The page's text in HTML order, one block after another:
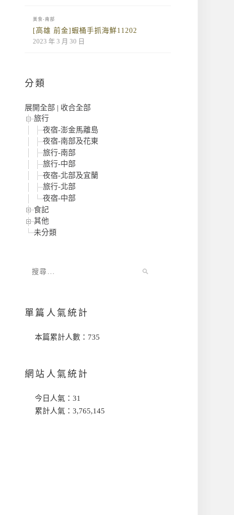
美食-南部
[高雄 前金]蝦桶手抓海鮮11202
2023 年 3 月 30 日
分類
展開全部 | 收合全部
旅行
夜宿-澎金馬離島
夜宿-南部及花東
旅行-南部
旅行-中部
夜宿-北部及宜蘭
旅行-北部
夜宿-中部
食記
其他
未分類
單篇人氣統計
本篇累計人數： 735
網站人氣統計
今日人氣： 31
累計人氣： 3,765,145